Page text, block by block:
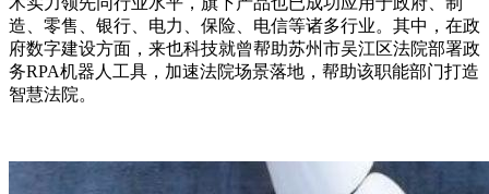
造、零售、银行、电力、保险、电信等诸多行业。其中，在政
府数字建设方面，来也科技就曾帮助苏州市吴江区法院部署政
务RPA机器人工具，加速法院场景落地，帮助该职能部门打造
智慧法院。